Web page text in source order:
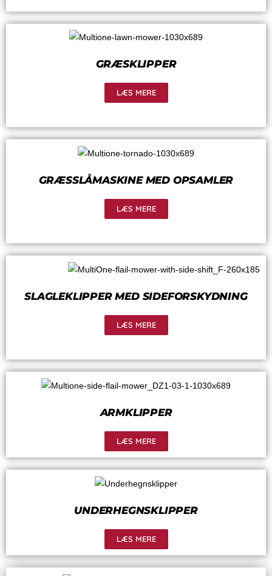
GRÆSKLIPPER
LÆS MERE
GRÆSSLÅMASKINE MED OPSAMLER
LÆS MERE
SLAGLEKLIPPER MED SIDEFORSKYDNING
LÆS MERE
ARMKLIPPER
LÆS MERE
UNDERHEGNSKLIPPER
LÆS MERE